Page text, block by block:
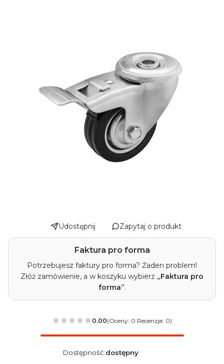
Udostępnij Zapytaj o produkt
Faktura pro forma
Potrzebujesz faktury pro forma? Żaden problem!
Złóż zamówienie, a w koszyku wybierz „Faktura pro
forma”.
0.00(Oceny: 0 Recenzje: 0)
Dostępność:dostępny